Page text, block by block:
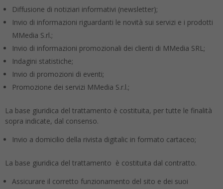
Diffusione di notiziari informativi (newsletter);
Invio di informazioni riguardanti le novità sui servizi e i prodotti
MMedia S.rl.;
Invio di informazioni promozionali dei clienti di MMedia SRL;
Indagini statistiche;
Invio di promozioni di eventi;
Promozione dei servizi MMedia S.r.l.;
La base giuridica del trattamento è costituita, per tutte le finalità
sopra indicate, dal consenso.
Invio a domicilio della rivista digitalic in formato cartaceo;
La base giuridica del trattamento è costituita dal contratto.
Assicurare il corretto funzionamento del sito e dei suoi